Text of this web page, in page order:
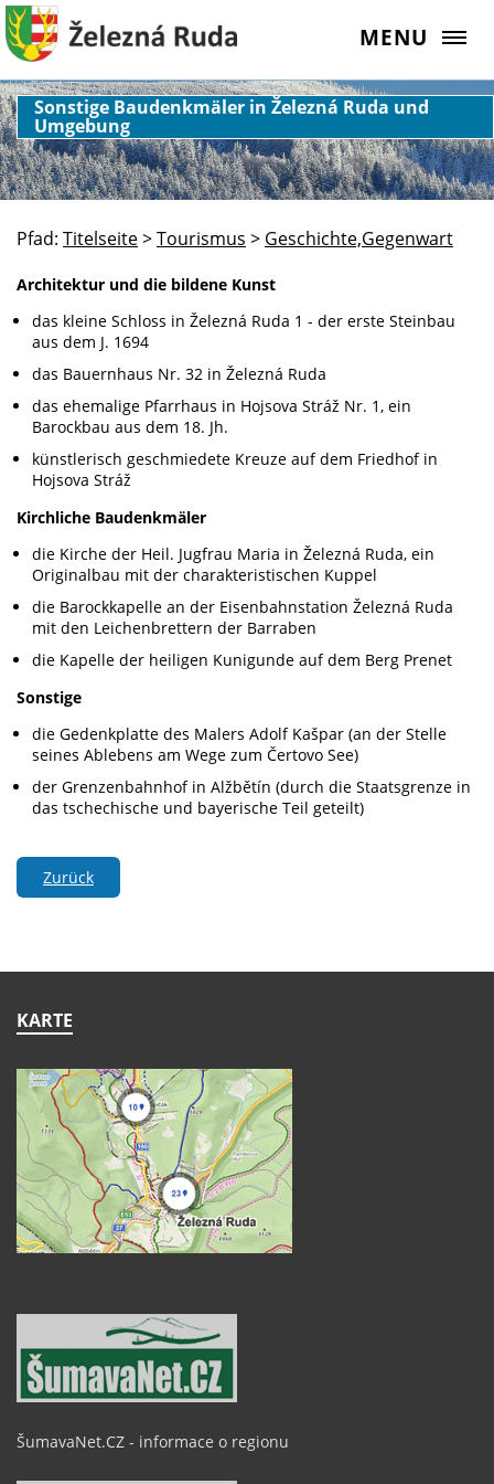
MENU
Sonstige Baudenkmäler in Železná Ruda und
Umgebung
Pfad: Titelseite>Tourismus > Geschichte,Gegenwart
Architektur und die bildene Kunst
das kleine Schloss in Železná Ruda 1 - der erste Steinbau
aus dem J. 1694
das Bauernhaus Nr. 32 in Železná Ruda
das ehemalige Pfarrhaus in Hojsova Stráž Nr. 1, ein
Barockbau aus dem 18. Jh.
künstlerisch geschmiedete Kreuze auf dem Friedhof in
Hojsova Stráž
Kirchliche Baudenkmäler
die Kirche der Heil. Jugfrau Maria in Železná Ruda, ein
Originalbau mit der charakteristischen Kuppel
die Barockkapelle an der Eisenbahnstation Železná Ruda
mit den Leichenbrettern der Barraben
die Kapelle der heiligen Kunigunde auf dem Berg Prenet
Sonstige
die Gedenkplatte des Malers Adolf Kašpar (an der Stelle
seines Ablebens am Wege zum Čertovo See)
der Grenzenbahnhof in Alžbětín (durch die Staatsgrenze in
das tschechische und bayerische Teil geteilt)
Zurück
KARTE
ŠumavaNet.CZ - informace o regionu